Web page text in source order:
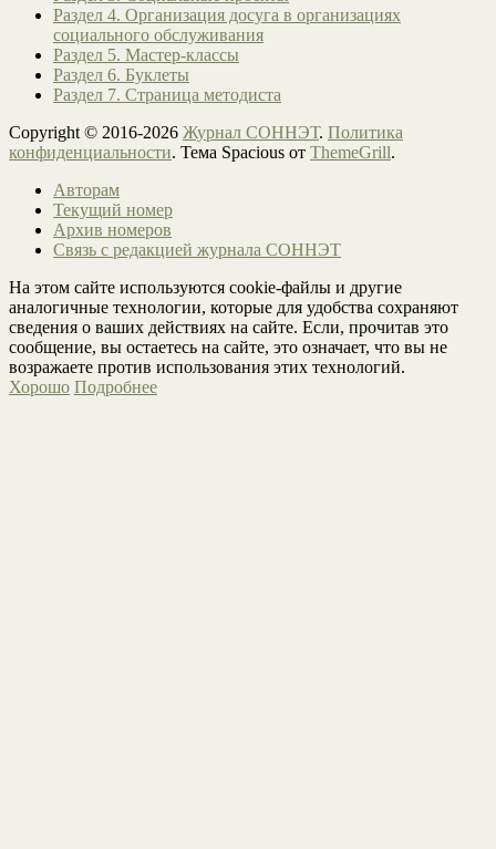
Раздел 4. Организация досуга в организациях
социального обслуживания
Раздел 5. Мастер-классы
Раздел 6. Буклеты
Раздел 7. Страница методиста
Copyright © 2016-2026 Журнал СОННЭТ. Политика
конфиденциальности. Тема Spacious от ThemeGrill.
Авторам
Текущий номер
Архив номеров
Связь с редакцией журнала СОННЭТ
На этом сайте используются cookie-файлы и другие
аналогичные технологии, которые для удобства сохраняют
сведения о ваших действиях на сайте. Если, прочитав это
сообщение, вы остаетесь на сайте, это означает, что вы не
возражаете против использования этих технологий.
Хорошо Подробнее